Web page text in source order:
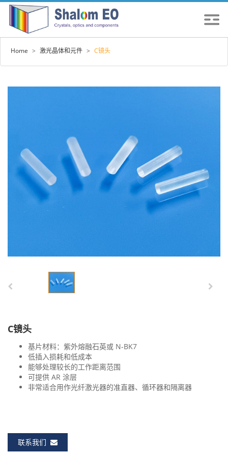
Home > 激光晶体和元件 > C镜头
C镜头
基片材料：紫外熔融石英或 N-BK7
低插入损耗和低成本
能够处理较长的工作距离范围
可提供 AR 涂层
非常适合用作光纤激光器的准直器、循环器和隔离器
联系我们